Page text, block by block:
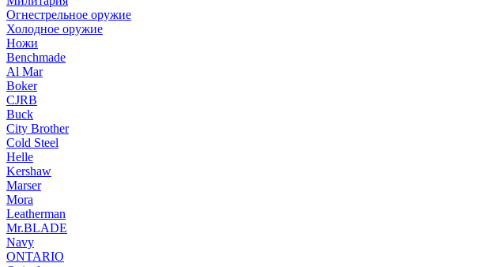
Огнестрельное оружие
Холодное оружие
Ножи
Benchmade
Al Mar
Boker
CJRB
Buck
City Brother
Cold Steel
Helle
Kershaw
Marser
Mora
Leatherman
Mr.BLADE
Navy
ONTARIO